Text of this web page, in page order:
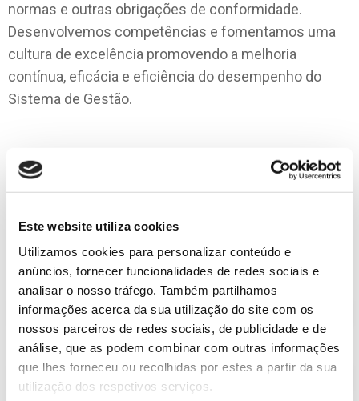
Este website utiliza cookies
Utilizamos cookies para personalizar conteúdo e
anúncios, fornecer funcionalidades de redes sociais e
analisar o nosso tráfego. Também partilhamos
informações acerca da sua utilização do site com os
nossos parceiros de redes sociais, de publicidade e de
análise, que as podem combinar com outras informações
que lhes forneceu ou recolhidas por estes a partir da sua
utilização dos respetivos serviços.
normas e outras obrigações de conformidade.
Desenvolvemos competências e fomentamos uma
cultura de excelência promovendo a melhoria
contínua, eficácia e eficiência do desempenho do
Sistema de Gestão.
Sustentabilidade Ambiente